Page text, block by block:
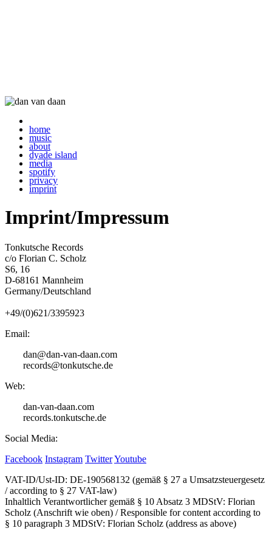
home
music
about
dyade island
media
spotify
privacy
imprint
Imprint/Impressum
Tonkutsche Records
c/o Florian C. Scholz
S6, 16
D-68161 Mannheim
Germany/Deutschland
+49/(0)621/3395923
Email:
dan@dan-van-daan.com
records@tonkutsche.de
Web:
dan-van-daan.com
records.tonkutsche.de
Social Media:
Facebook Instagram TwitterYoutube
VAT-ID/Ust-ID: DE-190568132 (gemäß § 27 a Umsatzsteuergesetz
/ according to § 27 VAT-law)
Inhaltlich Verantwortlicher gemäß § 10 Absatz 3 MDStV: Florian
Scholz (Anschrift wie oben) / Responsible for content according to
§ 10 paragraph 3 MDStV: Florian Scholz (address as above)